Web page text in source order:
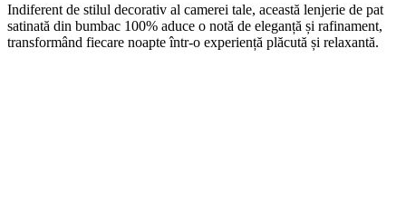
Indiferent de stilul decorativ al camerei tale, această lenjerie de pat
satinată din bumbac 100% aduce o notă de eleganță și rafinament,
transformând fiecare noapte într-o experiență plăcută și relaxantă.